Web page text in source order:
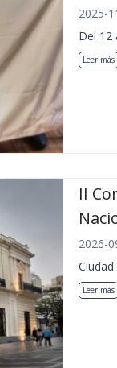
2025-
Del 12
Leer más
II
2026-
Leer más